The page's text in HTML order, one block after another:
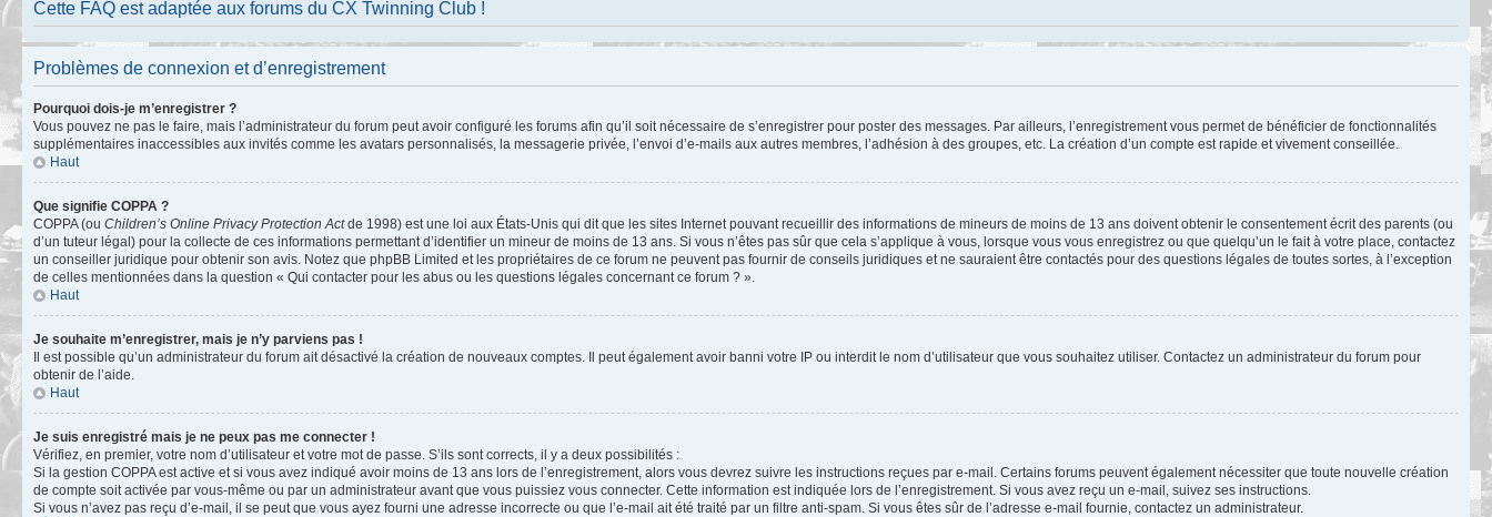
Cette FAQ est adaptée aux forums du CX Twinning Club !
Problèmes de connexion et d’enregistrement
Pourquoi dois-je m’enregistrer ?
Vous pouvez ne pas le faire, mais l’administrateur du forum peut avoir configuré les forums afin qu’il soit nécessaire de s’enregistrer pour poster des messages. Par ailleurs, l’enregistrement vous permet de bénéficier de fonctionnalités
supplémentaires inaccessibles aux invités comme les avatars personnalisés, la messagerie privée, l’envoi d’e-mails aux autres membres, l’adhésion à des groupes, etc. La création d’un compte est rapide et vivement conseillée.
Haut
Que signifie COPPA ?
COPPA (ou Children’s Online Privacy Protection Actde 1998) est une loi aux États-Unis qui dit que les sites Internet pouvant recueillir des informations de mineurs de moins de 13 ans doivent obtenir le consentement écrit des parents (ou
d’un tuteur légal) pour la collecte de ces informations permettant d’identifier un mineur de moins de 13 ans. Si vous n’êtes pas sûr que cela s’applique à vous, lorsque vous vous enregistrez ou que quelqu’un le fait à votre place, contactez
un conseiller juridique pour obtenir son avis. Notez que phpBB Limited et les propriétaires de ce forum ne peuvent pas fournir de conseils juridiques et ne sauraient être contactés pour des questions légales de toutes sortes, à l’exception
de celles mentionnées dans la question « Qui contacter pour les abus ou les questions légales concernant ce forum ? ».
Haut
Je souhaite m’enregistrer, mais je n’y parviens pas !
Il est possible qu’un administrateur du forum ait désactivé la création de nouveaux comptes. Il peut également avoir banni votre IP ou interdit le nom d’utilisateur que vous souhaitez utiliser. Contactez un administrateur du forum pour
obtenir de l’aide.
Haut
Je suis enregistré mais je ne peux pas me connecter !
Vérifiez, en premier, votre nom d’utilisateur et votre mot de passe. S’ils sont corrects, il y a deux possibilités :
Si la gestion COPPA est active et si vous avez indiqué avoir moins de 13 ans lors de l’enregistrement, alors vous devrez suivre les instructions reçues par e-mail. Certains forums peuvent également nécessiter que toute nouvelle création
de compte soit activée par vous-même ou par un administrateur avant que vous puissiez vous connecter. Cette information est indiquée lors de l’enregistrement. Si vous avez reçu un e-mail, suivez ses instructions.
Si vous n’avez pas reçu d’e-mail, il se peut que vous ayez fourni une adresse incorrecte ou que l’e-mail ait été traité par un filtre anti-spam. Si vous êtes sûr de l’adresse e-mail fournie, contactez un administrateur.